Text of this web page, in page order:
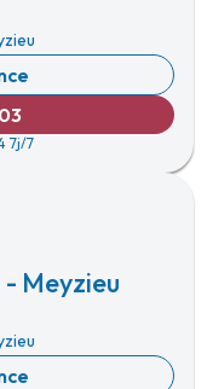
7j/7
Meyzieu